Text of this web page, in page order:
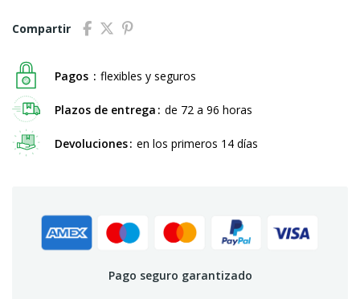
Compartir
Pagos flexibles y seguros
Plazos de entrega de 72 a 96 horas
Devoluciones en los primeros 14 días
Pago seguro garantizado